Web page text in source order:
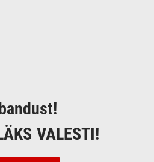
VALESTI!